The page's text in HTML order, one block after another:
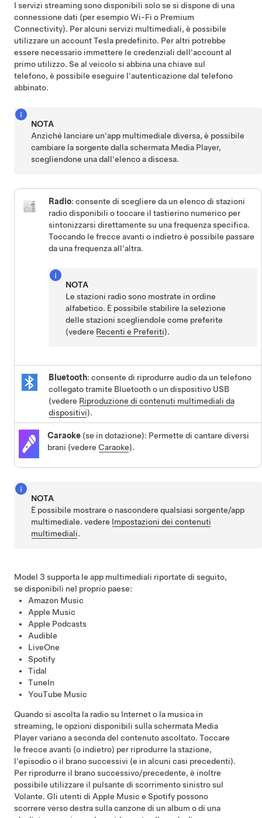
I servizi streaming sono disponibili solo se si dispone di una
connessione dati (per esempio Wi-Fi o Premium
Connectivity). Per alcuni servizi multimediali, è possibile
utilizzare un account Tesla predefinito. Per altri potrebbe
essere necessario immettere le credenziali dell'account al
primo utilizzo. Se al veicolo si abbina una chiave sul
telefono, è possibile eseguire l'autenticazione dal telefono
abbinato.
NOTA
Anziché lanciare un'app multimediale diversa, è possibile
cambiare la sorgente dalla schermata Media Player,
scegliendone una dall'elenco a discesa.
Radio: consente di scegliere da un elenco di stazioni
radio disponibili o toccare il tastierino numerico per
sintonizzarsi direttamente su una frequenza specifica.
Toccando le frecce avanti o indietro è possibile passare
da una frequenza all'altra.
NOTA
Le stazioni radio sono mostrate in ordine
alfabetico. È possibile stabilire la selezione
delle stazioni scegliendole come preferite
(vedere Recenti e Preferiti).
Bluetooth: consente di riprodurre audio da un telefono
collegato tramite Bluetooth o un dispositivo USB
(vedere Riproduzione di contenuti multimediali da
dispositivi).
Caraoke (se in dotazione): Permette di cantare diversi
brani (vedere Caraoke).
NOTA
È possibile mostrare o nascondere qualsiasi sorgente/app
multimediale. vedere Impostazioni dei contenuti
multimediali.
Model 3 supporta le app multimediali riportate di seguito,
se disponibili nel proprio paese:
Amazon Music
Apple Music
Apple Podcasts
Audible
LiveOne
Spotify
Tidal
TuneIn
YouTube Music
Quando si ascolta la radio su Internet o la musica in
streaming, le opzioni disponibili sulla schermata Media
Player variano a seconda del contenuto ascoltato. Toccare
le frecce avanti (o indietro) per riprodurre la stazione,
l'episodio o il brano successivi (e in alcuni casi precedenti).
Per riprodurre il brano successivo/precedente, è inoltre
possibile utilizzare il pulsante di scorrimento sinistro sul
Volante. Gli utenti di Apple Music e Spotify possono
scorrere verso destra sulla canzone di un album o di una